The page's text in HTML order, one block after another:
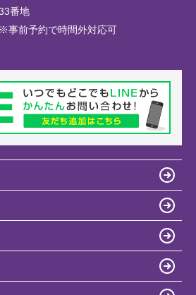
番地
事前予約で時間外対応可